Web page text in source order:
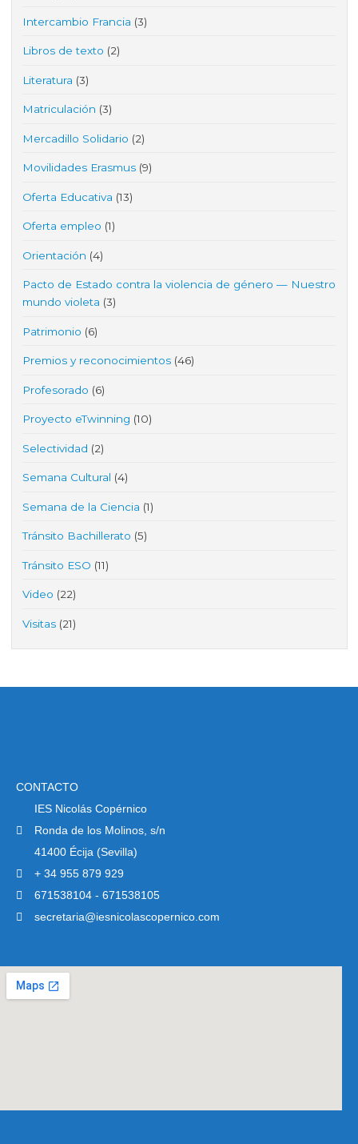
Intercambio Francia (3)
Libros de texto (2)
Literatura (3)
Matriculación (3)
Mercadillo Solidario (2)
Movilidades Erasmus (9)
Oferta Educativa (13)
Oferta empleo (1)
Orientación (4)
Pacto de Estado contra la violencia de género — Nuestro
mundo violeta (3)
Patrimonio (6)
Premios y reconocimientos (46)
Profesorado (6)
Proyecto eTwinning (10)
Selectividad (2)
Semana Cultural (4)
Semana de la Ciencia (1)
Tránsito Bachillerato (5)
Tránsito ESO (11)
Video (22)
Visitas (21)
CONTACTO
IES Nicolás Copérnico
Ronda de los Molinos, s/n
41400 Écija (Sevilla)
+ 34 955 879 929
671538104 - 671538105
secretaria@iesnicolascopernico.com